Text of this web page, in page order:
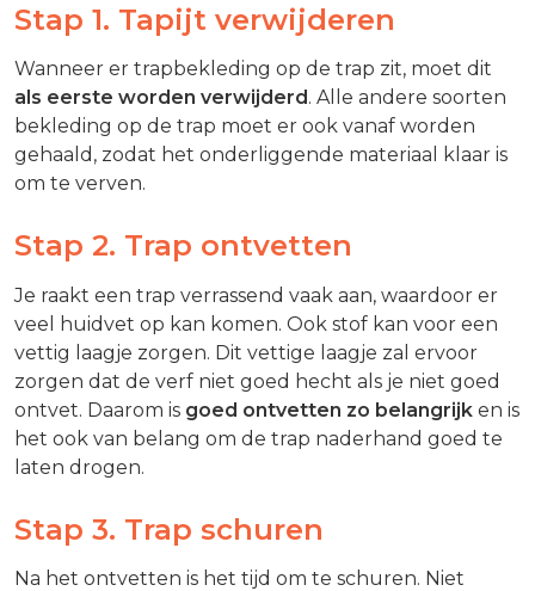
Stap 1. Tapijt verwijderen
Wanneer er trapbekleding op de trap zit, moet dit
als eerste worden verwijderd. Alle andere soorten
bekleding op de trap moet er ook vanaf worden
gehaald, zodat het onderliggende materiaal klaar is
om te verven.
Stap 2. Trap ontvetten
Je raakt een trap verrassend vaak aan, waardoor er
veel huidvet op kan komen. Ook stof kan voor een
vettig laagje zorgen. Dit vettige laagje zal ervoor
zorgen dat de verf niet goed hecht als je niet goed
ontvet. Daarom is goed ontvetten zo belangrijk en is
het ook van belang om de trap naderhand goed te
laten drogen.
Stap 3. Trap schuren
Na het ontvetten is het tijd om te schuren. Niet